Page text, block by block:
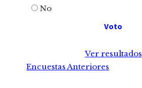
No
Ver resultados
Encuestas Anteriores